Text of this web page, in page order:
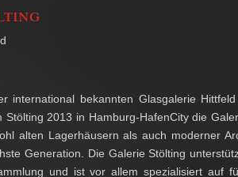
international bekannten Glasgalerie
Stölting 2013 in Hamburg-HafenCity die
alten Lagerhäusern als auch moderner
Generation. Die Galerie Stölting
und ist vor allem spezialisiert auf